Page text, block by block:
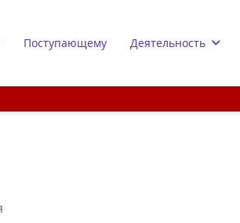
Поступающему Деятельность